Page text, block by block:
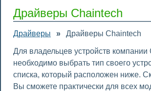
Драйверы Chaintech
Драйверы » Драйверы Chaintech
Для владельцев устройств компании
необходимо выбрать тип своего
списка, который расположен ниже.
Вы сможете практически для всех